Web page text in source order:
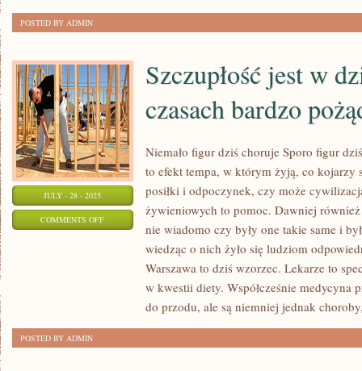
TO
JEST
KOMPUTEROWA
POSTED BY ADMIN
JULY - 28 - 2025
COMMENTS OFFON
Szczupłość jest w
czasach bardzo
Niemało figur dziś choruje Sporo figur
to efekt tempa, w którym żyją, co kojarzy
posiłki i odpoczynek, czy może
żywieniowych to pomoc. Dawniej
nie wiadomo czy były one takie same i
wiedząc o nich żyło się ludziom
Warszawa to dziś wzorzec. Lekarze to
w kwestii diety. Współcześnie medycyna
do przodu, ale są niemniej jednak
POSTED BY ADMIN